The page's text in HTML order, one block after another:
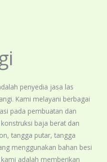
penyedia jasa las
Kami melayani berbagai
pada pembuatan dan
baja berat dan
tangga putar, tangga
menggunakan bahan besi
adalah memberikan